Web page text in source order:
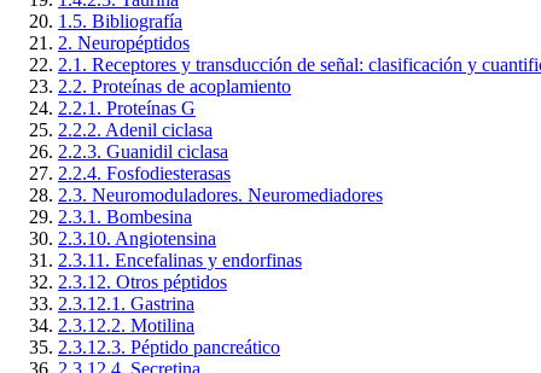
1.5. Bibliografía
2. Neuropéptidos
2.1. Receptores y transducción de señal: clasificación y
2.2. Proteínas de acoplamiento
2.2.1. Proteínas G
2.2.2. Adenil ciclasa
2.2.3. Guanidil ciclasa
2.2.4. Fosfodiesterasas
2.3. Neuromoduladores. Neuromediadores
2.3.1. Bombesina
2.3.10. Angiotensina
2.3.11. Encefalinas y endorfinas
2.3.12. Otros péptidos
2.3.12.1. Gastrina
2.3.12.2. Motilina
2.3.12.3. Péptido pancreático